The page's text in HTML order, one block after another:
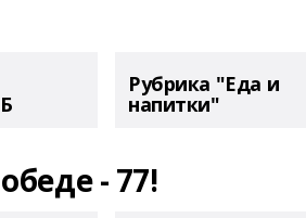
Рубрика "Еда и
напитки"
- 77!